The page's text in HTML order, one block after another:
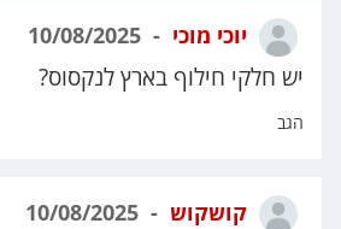
יוכי מוכי
יש חלקי חילוף בארץ לנקסוס?
הגב
קושקוש